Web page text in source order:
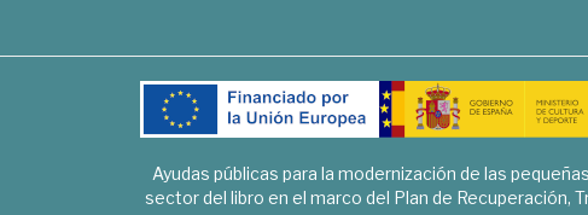
Ayudas públicas para la modernización de las
sector del libro en el marco del Plan de Recuperación,